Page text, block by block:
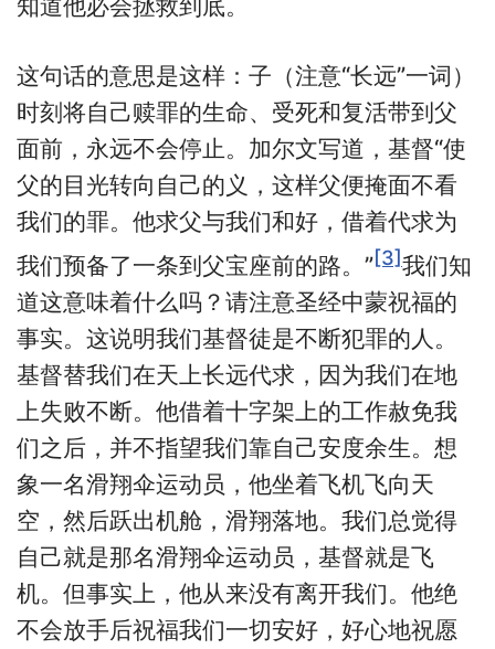
知道他必会拯救到底。
这句话的意思是这样：子（注意“长远”一词）
时刻将自己赎罪的生命、受死和复活带到父
面前，永远不会停止。加尔文写道，基督“使
父的目光转向自己的义，这样父便掩面不看
我们的罪。他求父与我们和好，借着代求为
我们预备了一条到父宝座前的路。”[3]我们知
道这意味着什么吗？请注意圣经中蒙祝福的
事实。这说明我们基督徒是不断犯罪的人。
基督替我们在天上长远代求，因为我们在地
上失败不断。他借着十字架上的工作赦免我
们之后，并不指望我们靠自己安度余生。想
象一名滑翔伞运动员，他坐着飞机飞向天
空，然后跃出机舱，滑翔落地。我们总觉得
自己就是那名滑翔伞运动员，基督就是飞
机。但事实上，他从来没有离开我们。他绝
不会放手后祝福我们一切安好，好心地祝愿